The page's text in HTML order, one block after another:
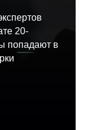
20-
попадают в